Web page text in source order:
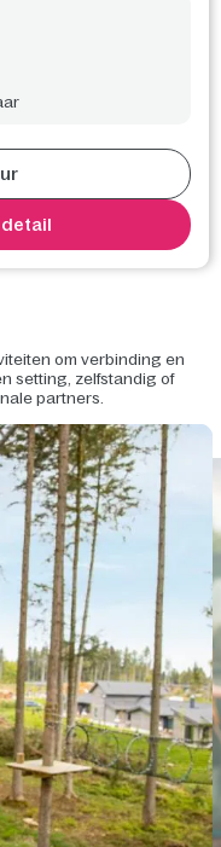
detail
om verbinding en
setting, zelfstandig of
partners.